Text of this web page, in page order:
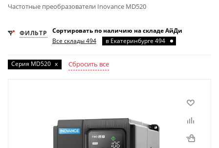
Частотные преобразователи Inovance MD520
ФИЛЬТР
Сортировать по наличию на складе АйДи
Все склады 494
в Екатеринбурге 494
Серия MD520 x Сбросить все